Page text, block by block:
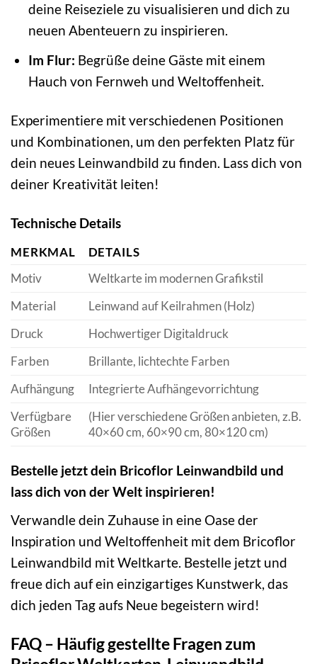
deine Reiseziele zu visualisieren und dich zu
neuen Abenteuern zu inspirieren.
Im Flur: Begrüße deine Gäste mit einem
Hauch von Fernweh und Weltoffenheit.
Experimentiere mit verschiedenen Positionen
und Kombinationen, um den perfekten Platz für
dein neues Leinwandbild zu finden. Lass dich von
deiner Kreativität leiten!
Technische Details
MERKMAL
DETAILS
Motiv
Weltkarte im modernen Grafikstil
Material
Leinwand auf Keilrahmen (Holz)
Druck
Hochwertiger Digitaldruck
Farben
Brillante, lichtechte Farben
Aufhängung
Integrierte Aufhängevorrichtung
Verfügbare
Größen
(Hier verschiedene Größen anbieten, z.B.
40×60 cm, 60×90 cm, 80×120 cm)
Bestelle jetzt dein Bricoflor Leinwandbild und
lass dich von der Welt inspirieren!
Verwandle dein Zuhause in eine Oase der
Inspiration und Weltoffenheit mit dem Bricoflor
Leinwandbild mit Weltkarte. Bestelle jetzt und
freue dich auf ein einzigartiges Kunstwerk, das
dich jeden Tag aufs Neue begeistern wird!
FAQ – Häufig gestellte Fragen zum